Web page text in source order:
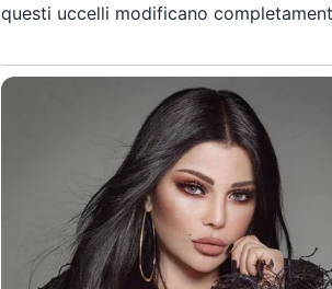
questi uccelli modificano